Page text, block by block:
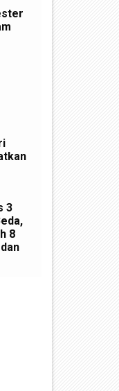
3
8